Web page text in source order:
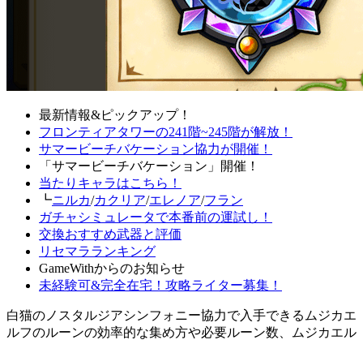
最新情報&ピックアップ！
フロンティアタワーの241階~245階が解放！
サマービーチバケーション協力が開催！
「サマービーチバケーション」開催！
当たりキャラはこちら！
┗ニルカ/カクリア/エレノア/フラン
ガチャシミュレータで本番前の運試し！
交換おすすめ武器と評価
リセマラランキング
GameWithからのお知らせ
未経験可&完全在宅！攻略ライター募集！
白猫のノスタルジアシンフォニー協力で入手できるムジカエ
ルフのルーンの効率的な集め方や必要ルーン数、ムジカエル